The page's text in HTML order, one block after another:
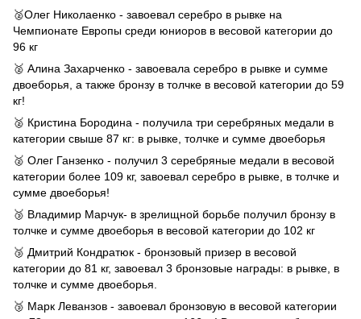
🥈Олег Николаенко - завоевал серебро в рывке на
Чемпионате Европы среди юниоров в весовой категории до
96 кг
🥈 Алина Захарченко - завоевала серебро в рывке и сумме
двоеборья, а также бронзу в толчке в весовой категории до 59
кг!
🥈 Кристина Бородина - получила три серебряных медали в
категории свыше 87 кг: в рывке, толчке и сумме двоеборья
🥈 Олег Ганзенко - получил 3 серебряные медали в весовой
категории более 109 кг, завоевал серебро в рывке, в толчке и
сумме двоеборья!
🥉 Владимир Марчук- в зрелищной борьбе получил бронзу в
толчке и сумме двоеборья в весовой категории до 102 кг
🥉 Дмитрий Кондратюк - бронзовый призер в весовой
категории до 81 кг, завоевал 3 бронзовые награды: в рывке, в
толчке и сумме двоеборья.
🥉 Марк Леванзов - завоевал бронзовую в весовой категории